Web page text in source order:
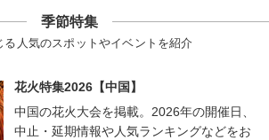
季節特集
る人気のスポットやイベントを紹介
花火特集2026【中国】
中国の花火大会を掲載。2026年の開催日、
中止・延期情報や人気ランキングなどをお